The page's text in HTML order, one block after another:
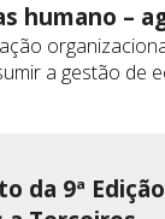
humano –
a gestão de
da 9ª